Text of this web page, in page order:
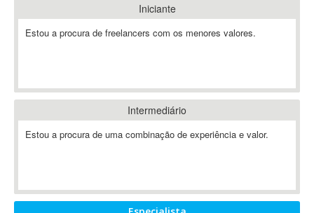
A-GPS
ABAP
Abaqus
ABBYY FineReader
Ableton
Iniciante
Estou a procura de freelancers com os menores valores.
Intermediário
Estou a procura de uma combinação de experiência e valor.